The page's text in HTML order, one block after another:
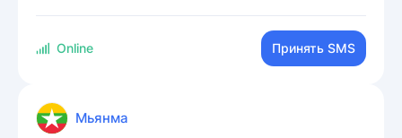
Online Принять SMS
Мьянма